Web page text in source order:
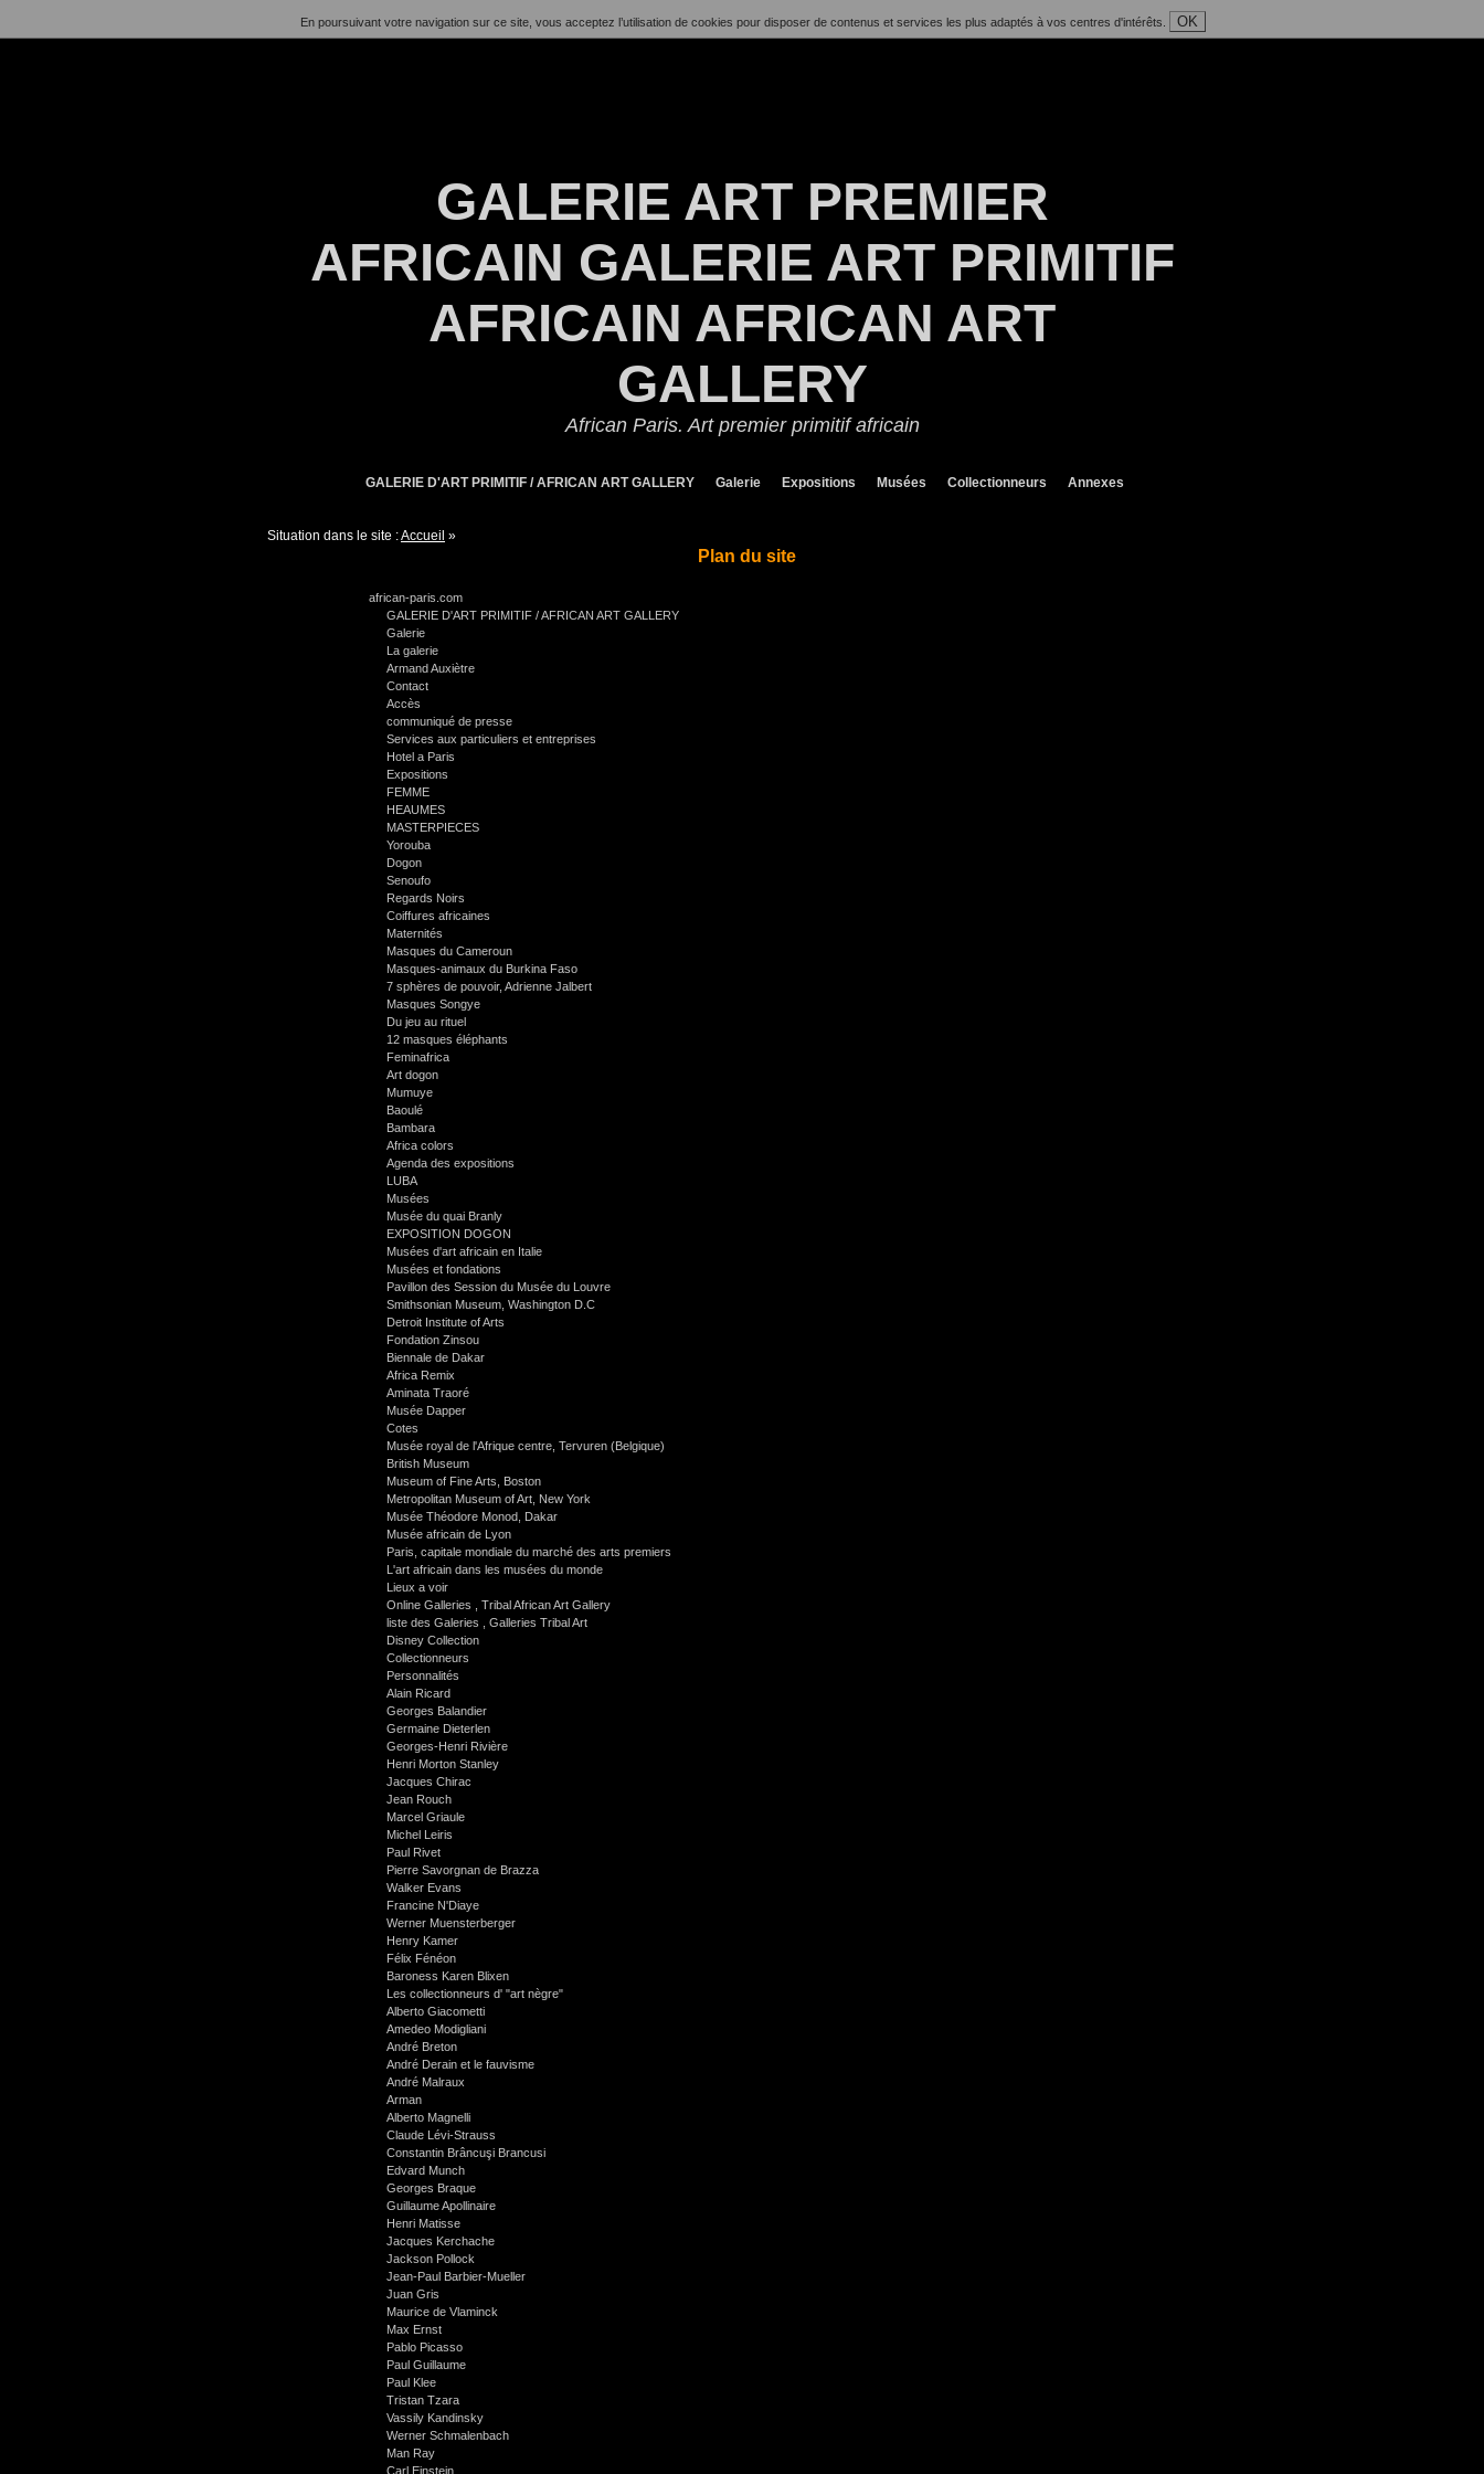
En poursuivant votre navigation sur ce site, vous acceptez l’utilisation de cookies pour disposer de contenus et services les plus adaptés à vos centres d'intérêts. OK
GALERIE ART PREMIER
AFRICAIN GALERIE ART PRIMITIF
AFRICAIN AFRICAN ART
GALLERY
African Paris. Art premier primitif africain
GALERIE D'ART PRIMITIF / AFRICAN ART GALLERY Galerie Expositions Musées Collectionneurs Annexes
Situation dans le site :Accueil »
Plan du site
african-paris.com
GALERIE D'ART PRIMITIF / AFRICAN ART GALLERY
Galerie
La galerie
Armand Auxiètre
Contact
Accès
communiqué de presse
Services aux particuliers et entreprises
Hotel a Paris
Expositions
FEMME
HEAUMES
MASTERPIECES
Yorouba
Dogon
Senoufo
Regards Noirs
Coiffures africaines
Maternités
Masques du Cameroun
Masques-animaux du Burkina Faso
7 sphères de pouvoir, Adrienne Jalbert
Masques Songye
Du jeu au rituel
12 masques éléphants
Feminafrica
Art dogon
Mumuye
Baoulé
Bambara
Africa colors
Agenda des expositions
LUBA
Musées
Musée du quai Branly
EXPOSITION DOGON
Musées d'art africain en Italie
Musées et fondations
Pavillon des Session du Musée du Louvre
Smithsonian Museum, Washington D.C
Detroit Institute of Arts
Fondation Zinsou
Biennale de Dakar
Africa Remix
Aminata Traoré
Musée Dapper
Cotes
Musée royal de l'Afrique centre, Tervuren (Belgique)
British Museum
Museum of Fine Arts, Boston
Metropolitan Museum of Art, New York
Musée Théodore Monod, Dakar
Musée africain de Lyon
Paris, capitale mondiale du marché des arts premiers
L'art africain dans les musées du monde
Lieux a voir
Online Galleries , Tribal African Art Gallery
liste des Galeries , Galleries Tribal Art
Disney Collection
Collectionneurs
Personnalités
Alain Ricard
Georges Balandier
Germaine Dieterlen
Georges-Henri Rivière
Henri Morton Stanley
Jacques Chirac
Jean Rouch
Marcel Griaule
Michel Leiris
Paul Rivet
Pierre Savorgnan de Brazza
Walker Evans
Francine N'Diaye
Werner Muensterberger
Henry Kamer
Félix Fénéon
Baroness Karen Blixen
Les collectionneurs d' "art nègre"
Alberto Giacometti
Amedeo Modigliani
André Breton
André Derain et le fauvisme
André Malraux
Arman
Alberto Magnelli
Claude Lévi-Strauss
Constantin Brâncuşi Brancusi
Edvard Munch
Georges Braque
Guillaume Apollinaire
Henri Matisse
Jacques Kerchache
Jackson Pollock
Jean-Paul Barbier-Mueller
Juan Gris
Maurice de Vlaminck
Max Ernst
Pablo Picasso
Paul Guillaume
Paul Klee
Tristan Tzara
Vassily Kandinsky
Werner Schmalenbach
Man Ray
Carl Einstein